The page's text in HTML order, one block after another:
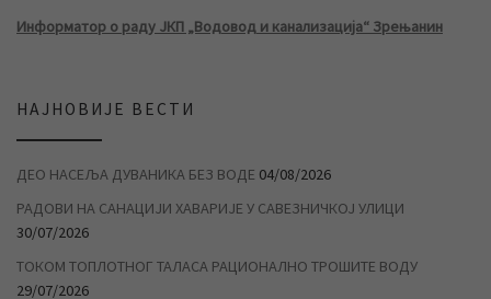
Информатор о раду ЈКП „Водовод и канализација“ Зрењанин
НАЈНОВИЈЕ ВЕСТИ
ДЕО НАСЕЉА ДУВАНИКА БЕЗ ВОДЕ 04/08/2026
РАДОВИ НА САНАЦИЈИ ХАВАРИЈЕ У САВЕЗНИЧКОЈ УЛИЦИ
30/07/2026
ТОКОМ ТОПЛОТНОГ ТАЛАСА РАЦИОНАЛНО ТРОШИТЕ ВОДУ
29/07/2026